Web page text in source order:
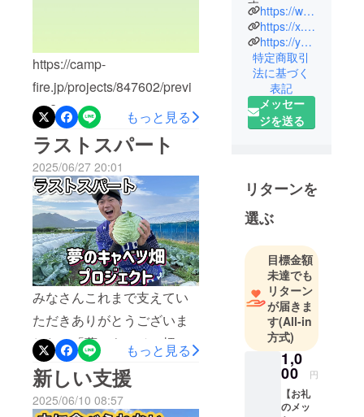
https://camp-
fire.jp/projects/847602/previ
ew?
token=22g26ar7&amp;utm_
campaign=cp_po_share_c_
msg_mypage_projects_sho
w昨年は、夢のキャベツ畑プ
ロジェクトにご協力いただ
きありがとうございまし
た。今年の5月頃から使用予
定です！そして、新たに
「未来のまほろばの里を一
緒に作りませんか？」のタ
イトルでプロジェクトを計
画中です。4月に入りました
から公開予定です。よろし
もっと見る
ラストスパート
2025/06/27 20:01
みなさんこれまで支えてい
ただきありがとうございま
した。「夢のキャベツ畑プ
ロジェクト」クラウドファ
ンディングでの募集終了ま
で8日となりました。目標の
もっと見る
新しい支援
2025/06/10 08:57
す。
9年前に畑を
借りて農業
をスタート
栽培品目
は、キャベ
ツやサツマ
イモ、里芋
す。
これからの
農業のため
ファンディ
ングを始め
持続可能な
未来を作り
ます！
応援よろし
くお願いし
ます。
https://www.instagram.com/noukashanks?igsh=YWxqbXh1OTZoMm5k&utm_source=qr
https://x.com/shanksr0d0?s=21&t=tmRKYmClStr8pawxQLjwkw
https://youtube.com/@noukashanks?si=4uomtUINV8oFKN-n
特定商取引
法に基づく
表記
メッセー
ジを送る
リターンを
選ぶ
目標金額
未達でも
リターン
が届きま
す(All-in
方式)
1,0
00 円
【お礼
のメッ